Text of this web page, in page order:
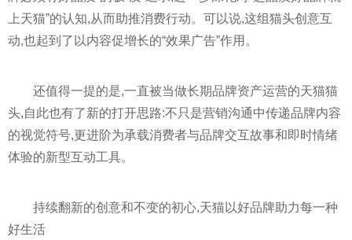
上天猫”的认知,从而助推消费行动。可以说,这组猫头创意互
动,也起到了以内容促增长的“效果广告”作用。
还值得一提的是,一直被当做长期品牌资产运营的天猫猫
头,自此也有了新的打开思路:不只是营销沟通中传递品牌内容
的视觉符号,更进阶为承载消费者与品牌交互故事和即时情绪
体验的新型互动工具。
持续翻新的创意和不变的初心,天猫以好品牌助力每一种
好生活